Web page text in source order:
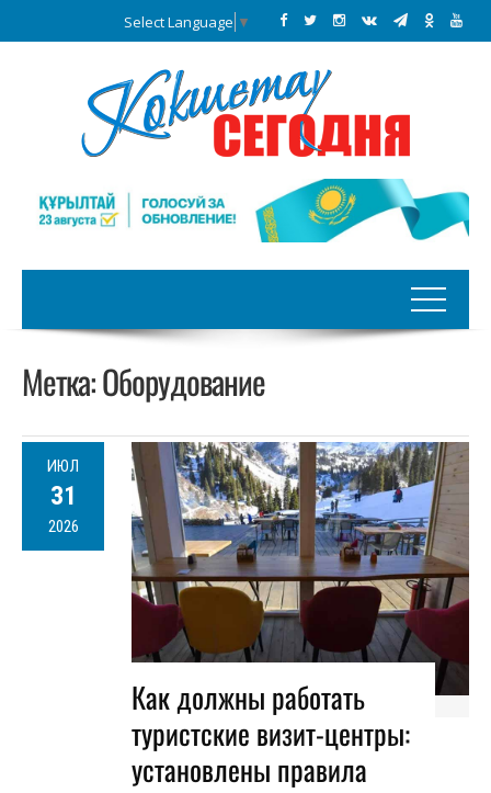
Select Language ▼
Метка:Оборудование
ИЮЛ
31
2026
Как должны работать
туристские визит-центры:
установлены правила